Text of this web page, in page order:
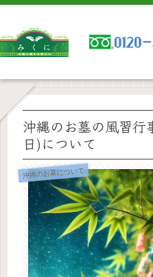
沖縄のお墓の風習
日)について
沖縄のお墓について